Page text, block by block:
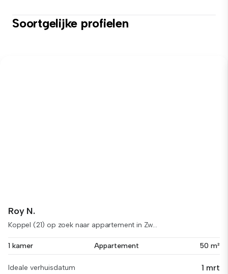
Soortgelijke profielen
Roy N.
Koppel (21) op zoek naar appartement in Zw...
1 kamer Appartement 50 m²
Ideale verhuisdatum 1 mrt